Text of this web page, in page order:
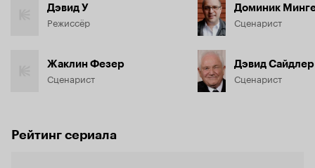
Дэвид У
Режиссёр
Жаклин Фезер
Сценарист
Доминик
Сценарист
Дэвид Сайдлер
Сценарист
Рейтинг сериала